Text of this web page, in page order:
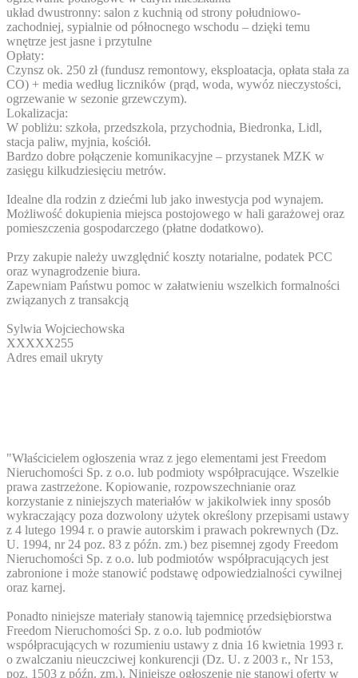
układ dwustronny: salon z kuchnią od strony południowo-
zachodniej, sypialnie od północnego wschodu – dzięki temu
wnętrze jest jasne i przytulne
Opłaty:
Czynsz ok. 250 zł (fundusz remontowy, eksploatacja, opłata stała za
CO) + media według liczników (prąd, woda, wywóz nieczystości,
ogrzewanie w sezonie grzewczym).
Lokalizacja:
W pobliżu: szkoła, przedszkola, przychodnia, Biedronka, Lidl,
stacja paliw, myjnia, kościół.
Bardzo dobre połączenie komunikacyjne – przystanek MZK w
zasięgu kilkudziesięciu metrów.
Idealne dla rodzin z dziećmi lub jako inwestycja pod wynajem.
Możliwość dokupienia miejsca postojowego w hali garażowej oraz
pomieszczenia gospodarczego (płatne dodatkowo).
Przy zakupie należy uwzględnić koszty notarialne, podatek PCC
oraz wynagrodzenie biura.
Zapewniam Państwu pomoc w załatwieniu wszelkich formalności
związanych z transakcją
Sylwia Wojciechowska
XXXXX255
Adres email ukryty
"Właścicielem ogłoszenia wraz z jego elementami jest Freedom
Nieruchomości Sp. z o.o. lub podmioty współpracujące. Wszelkie
prawa zastrzeżone. Kopiowanie, rozpowszechnianie oraz
korzystanie z niniejszych materiałów w jakikolwiek inny sposób
wykraczający poza dozwolony użytek określony przepisami ustawy
z 4 lutego 1994 r. o prawie autorskim i prawach pokrewnych (Dz.
U. 1994, nr 24 poz. 83 z późn. zm.) bez pisemnej zgody Freedom
Nieruchomości Sp. z o.o. lub podmiotów współpracujących jest
zabronione i może stanowić podstawę odpowiedzialności cywilnej
oraz karnej.
Ponadto niniejsze materiały stanowią tajemnicę przedsiębiorstwa
Freedom Nieruchomości Sp. z o.o. lub podmiotów
współpracujących w rozumieniu ustawy z dnia 16 kwietnia 1993 r.
o zwalczaniu nieuczciwej konkurencji (Dz. U. z 2003 r., Nr 153,
poz. 1503 z późn. zm.). Niniejsze ogłoszenie nie stanowi oferty w